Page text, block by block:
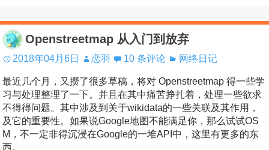
Openstreetmap 从入门到放弃
2018年04月6日 恋羽 10 条评论 网络日记
最近几个月，又攒了很多草稿，将对 Openstreetmap 得一些学
习与处理整理了一下。并且在其中痛苦挣扎着，处理一些欲求
不得得问题。其中涉及到关于wikidata的一些关联及其作用，
及它的重要性。如果说Google地图不能满足你，那么试试OS
M，不一定非得沉浸在Google的一堆API中，这里有更多的东
西。